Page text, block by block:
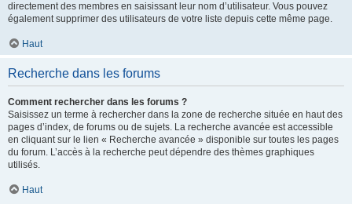
directement des membres en saisissant leur nom d’utilisateur. Vous pouvez
également supprimer des utilisateurs de votre liste depuis cette même page.
Haut
Recherche dans les forums
Comment rechercher dans les forums ?
Saisissez un terme à rechercher dans la zone de recherche située en haut des
pages d’index, de forums ou de sujets. La recherche avancée est accessible
en cliquant sur le lien « Recherche avancée » disponible sur toutes les pages
du forum. L’accès à la recherche peut dépendre des thèmes graphiques
utilisés.
Haut